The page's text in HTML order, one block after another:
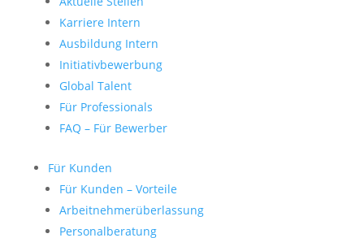
Karriere Intern
Ausbildung Intern
Initiativbewerbung
Global Talent
Für Professionals
FAQ – Für Bewerber
Für Kunden
Für Kunden – Vorteile
Arbeitnehmerüberlassung
Personalberatung